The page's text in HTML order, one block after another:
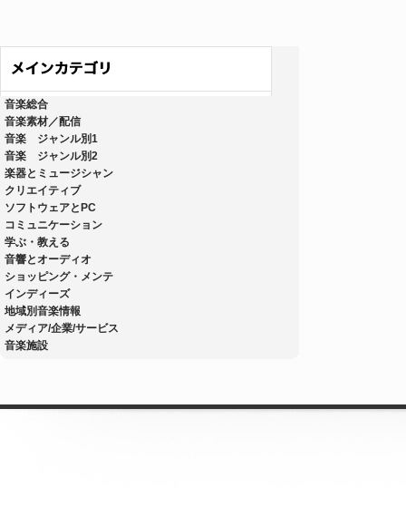
音楽総合
音楽素材／配信
音楽 ジャンル別1
音楽 ジャンル別2
楽器とミュージシャン
クリエイティブ
ソフトウェアとPC
コミュニケーション
学ぶ・教える
音響とオーディオ
ショッピング・メンテ
インディーズ
地域別音楽情報
メディア/企業/サービス
音楽施設